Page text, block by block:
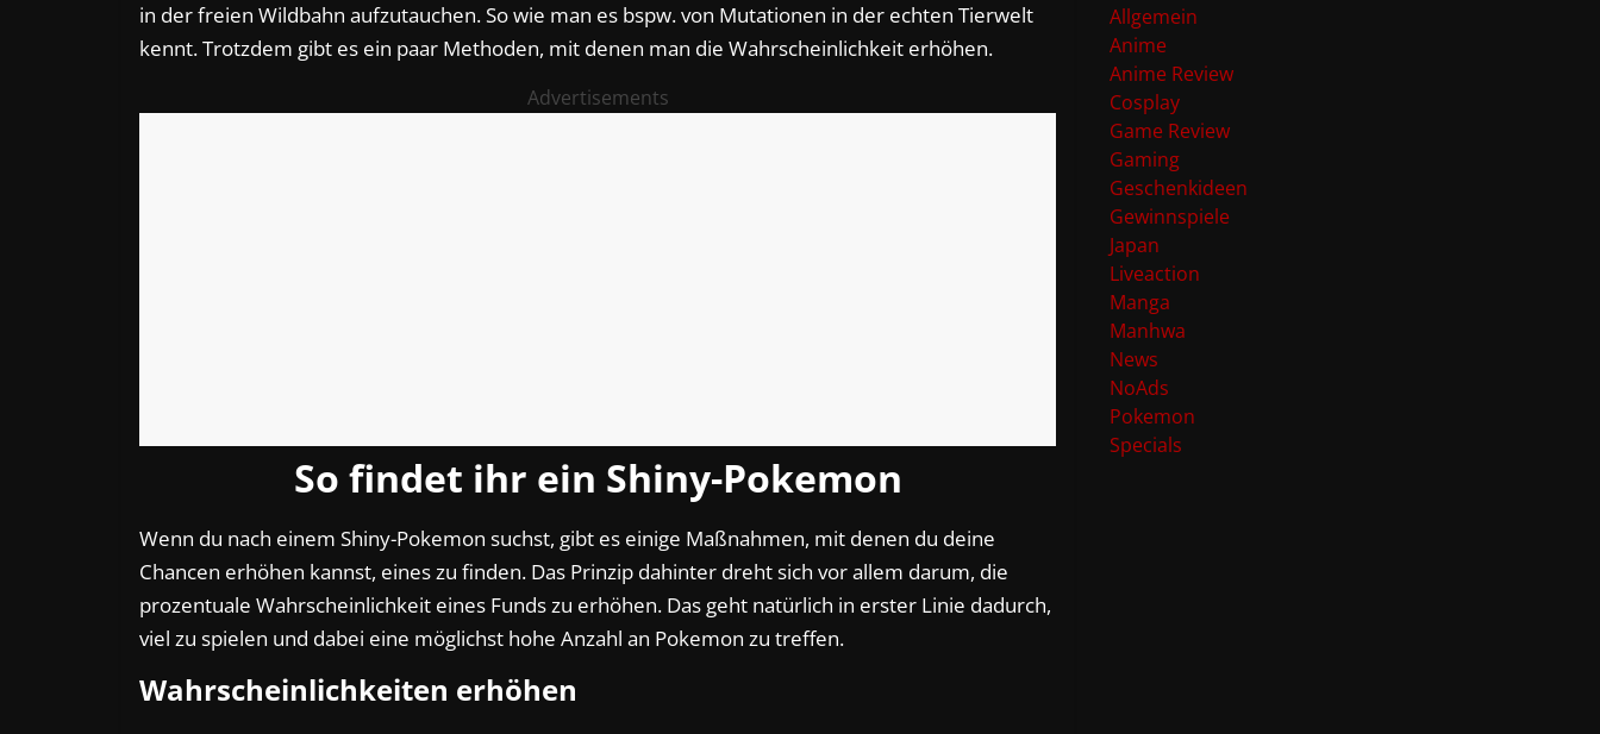
in der freien Wildbahn aufzutauchen. So wie man es bspw. von Mutationen in der echten Tierwelt
kennt. Trotzdem gibt es ein paar Methoden, mit denen man die Wahrscheinlichkeit erhöhen.
Advertisements
So findet ihr ein Shiny-Pokemon
Wenn du nach einem Shiny-Pokemon suchst, gibt es einige Maßnahmen, mit denen du deine
Chancen erhöhen kannst, eines zu finden. Das Prinzip dahinter dreht sich vor allem darum, die
prozentuale Wahrscheinlichkeit eines Funds zu erhöhen. Das geht natürlich in erster Linie dadurch,
viel zu spielen und dabei eine möglichst hohe Anzahl an Pokemon zu treffen.
Wahrscheinlichkeiten erhöhen
Allgemein
Anime
Anime Review
Cosplay
Game Review
Gaming
Geschenkideen
Gewinnspiele
Japan
Liveaction
Manga
Manhwa
News
NoAds
Pokemon
Specials